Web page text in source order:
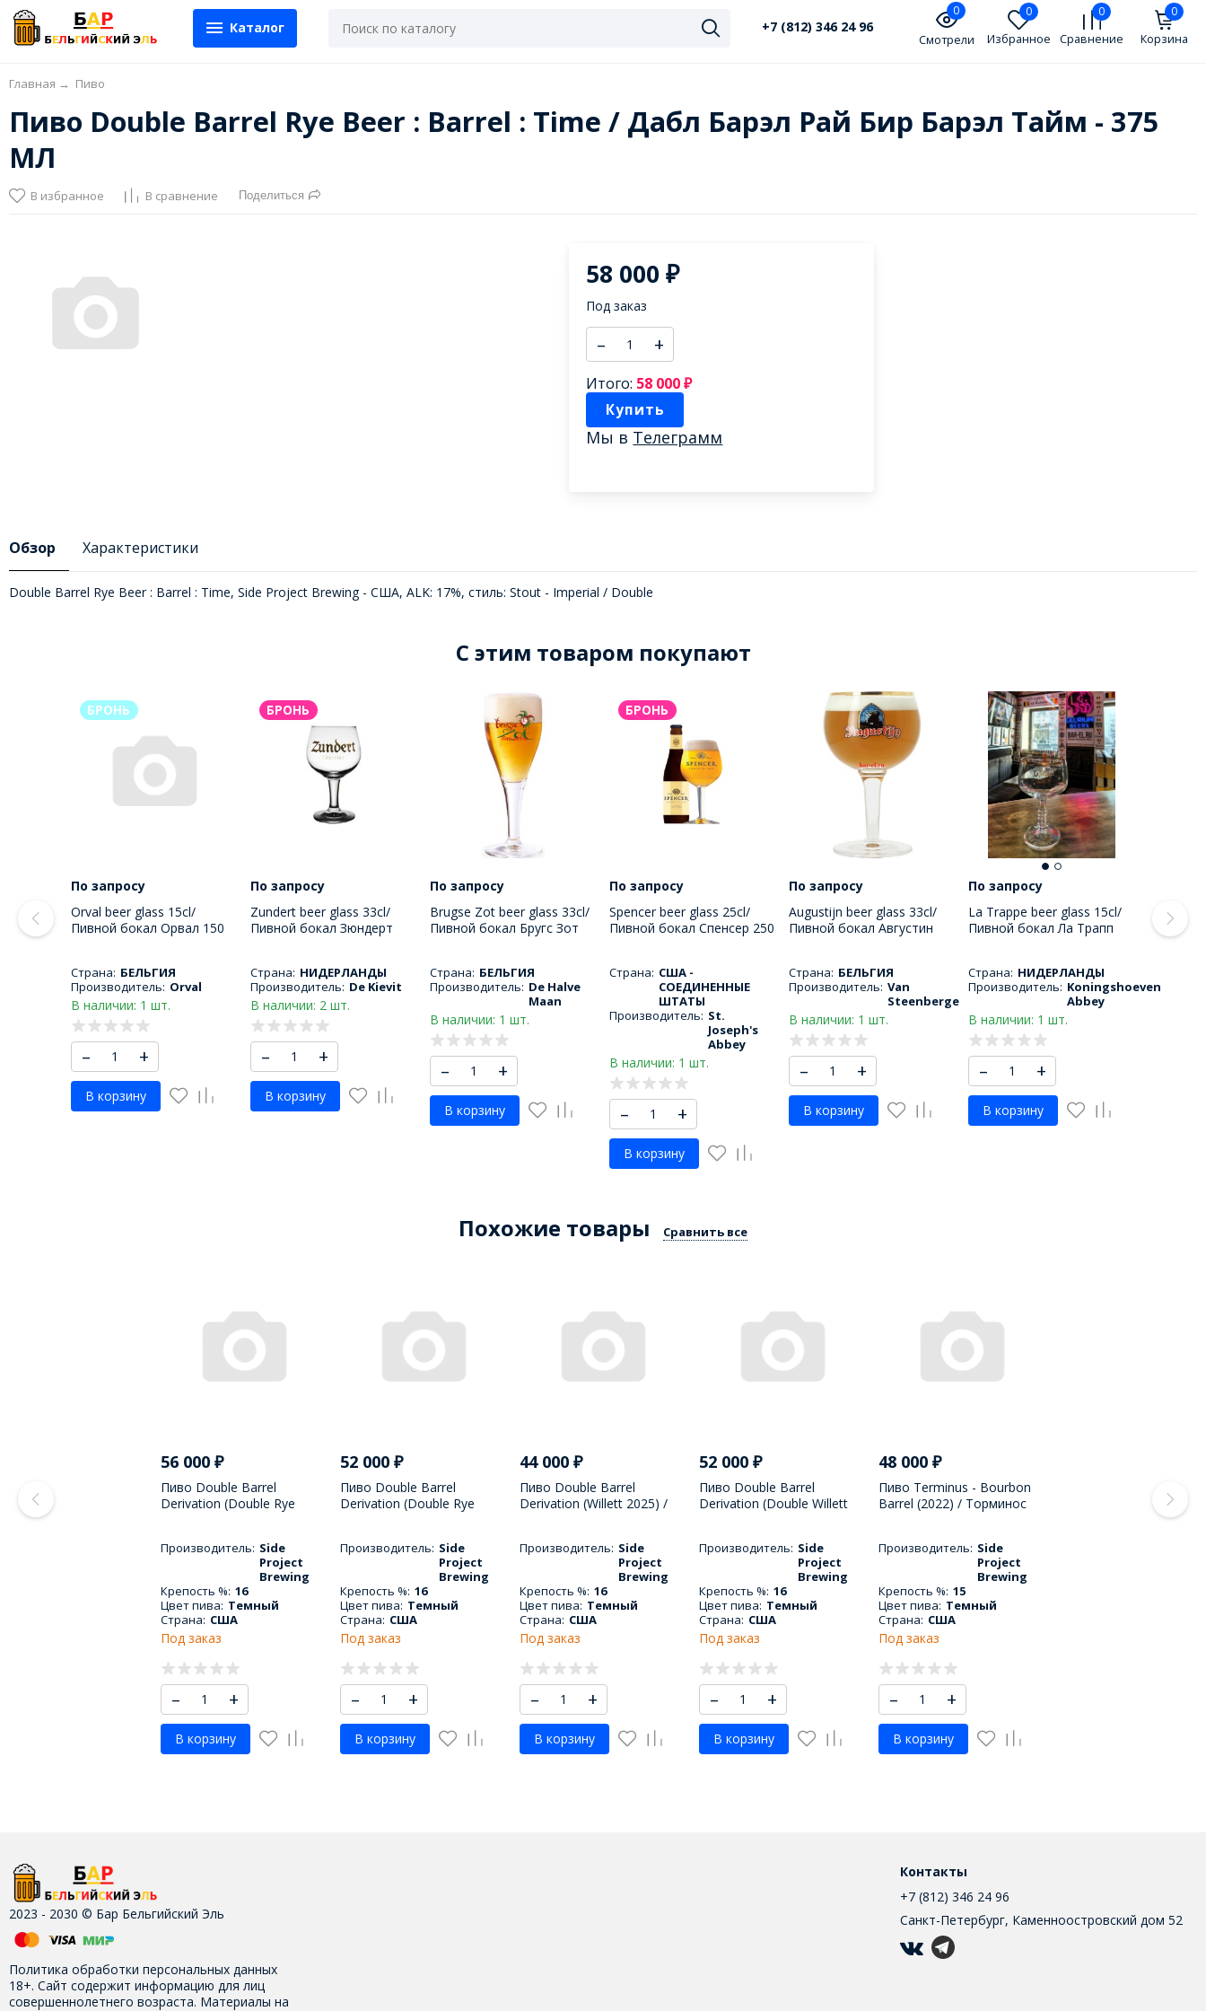
Каталог +7 (812) 346 24 96
0
Смотрели
0
Избранное
0
Сравнение
0
Корзина
Главная → Пиво
Пиво Double Barrel Rye Beer : Barrel : Time / Дабл Барэл Рай Бир Барэл Тайм - 375
МЛ
В избранное В сравнение Поделиться
58 000₽
Под заказ
– +
Итого: 58 000₽
Купить
Мы в Телеграмм
Обзор Характеристики
Double Barrel Rye Beer : Barrel : Time, Side Project Brewing - США, ALK: 17%, стиль: Stout - Imperial / Double
C этим товаром покупают
БРОНЬ
По запросу
Orval beer glass 15cl/
Пивной бокал Орвал 150
Страна: БЕЛЬГИЯ
Производитель: Orval
В наличии: 1 шт.
– +
В корзину
БРОНЬ
По запросу
Zundert beer glass 33cl/
Пивной бокал Зюндерт
Страна: НИДЕРЛАНДЫ
Производитель: De Kievit
В наличии: 2 шт.
– +
В корзину
По запросу
Brugse Zot beer glass 33cl/
Пивной бокал Бругс Зот
Страна: БЕЛЬГИЯ
Производитель: De Halve
Maan
В наличии: 1 шт.
– +
В корзину
БРОНЬ
По запросу
Spencer beer glass 25cl/
Пивной бокал Спенсер 250
Страна: США -
СОЕДИНЕННЫЕ
ШТАТЫ
Производитель: St.
Joseph's
Abbey
В наличии: 1 шт.
– +
В корзину
По запросу
Augustijn beer glass 33cl/
Пивной бокал Августин
Страна: БЕЛЬГИЯ
Производитель: Van
Steenberge
В наличии: 1 шт.
– +
В корзину
По запросу
La Trappe beer glass 15cl/
Пивной бокал Ла Трапп
Страна: НИДЕРЛАНДЫ
Производитель: Koningshoeven
Abbey
В наличии: 1 шт.
– +
В корзину
Похожие товары Сравнить все
56 000 ₽
Пиво Double Barrel
Derivation (Double Rye
Рай Дабл Вэнила - 375 МЛ
Производитель: Side
Project
Brewing
Крепость %: 16
Цвет пива: Темный
Страна: США
Под заказ
– +
В корзину
52 000 ₽
Пиво Double Barrel
Derivation (Double Rye
Рай Дабл Вэнила - 375 МЛ
Производитель: Side
Project
Brewing
Крепость %: 16
Цвет пива: Темный
Страна: США
Под заказ
– +
В корзину
44 000 ₽
Пиво Double Barrel
Derivation (Willett 2025) /
Производитель: Side
Project
Brewing
Крепость %: 16
Цвет пива: Темный
Страна: США
Под заказ
– +
В корзину
52 000 ₽
Пиво Double Barrel
Derivation (Double Willett
Виллетт Дабл Вэнила -
Производитель: Side
Project
Brewing
Крепость %: 16
Цвет пива: Темный
Страна: США
Под заказ
– +
В корзину
48 000 ₽
Пиво Terminus - Bourbon
Barrel (2022) / Торминоc
Производитель: Side
Project
Brewing
Крепость %: 15
Цвет пива: Темный
Страна: США
Под заказ
– +
В корзину
2023 - 2030 © Бар Бельгийский Эль
Политика обработки персональных данных
18+. Сайт содержит информацию для лиц
совершеннолетнего возраста. Материалы на
Контакты
+7 (812) 346 24 96
Санкт-Петербург, Каменноостровский дом 52